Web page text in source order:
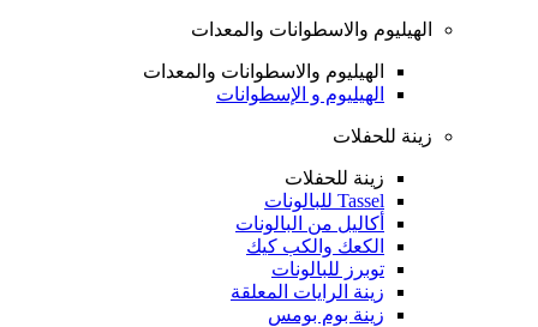
الهيليوم والاسطوانات والمعدات
الهيليوم والاسطوانات والمعدات
الهيليوم و الإسطوانات
زينة للحفلات
زينة للحفلات
Tassel للبالونات
أكاليل من البالونات
الكعك والكب كيك
توبرز للبالونات
زينة الرايات المعلقة
زينة بوم بومس